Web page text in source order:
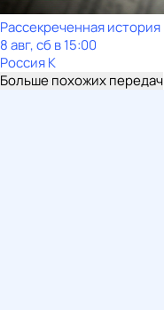
Рассекреченная история
8 авг, сб в 15:00
Россия К
Больше похожих передач